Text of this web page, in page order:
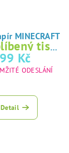
MINECRAFT
tisk
papír
99 Kč
ODESLÁNÍ
Detail